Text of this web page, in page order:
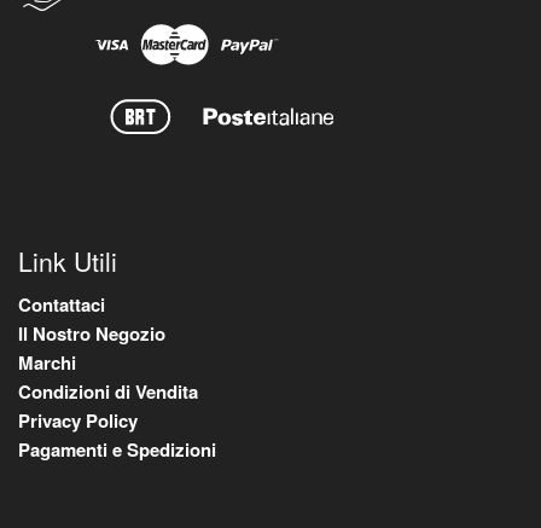
Link Utili
Contattaci
Il Nostro Negozio
Marchi
Condizioni di Vendita
Privacy Policy
Pagamenti e Spedizioni